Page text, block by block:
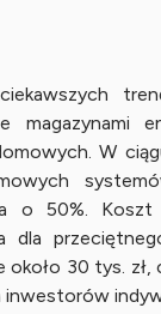
magazynami
W
o 50%. Koszt
dla
około 30 tys. zł,
inwestorów